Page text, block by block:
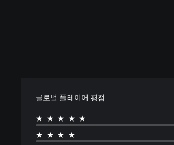
글로벌 플레이어 평점
★★★★★
★★★★